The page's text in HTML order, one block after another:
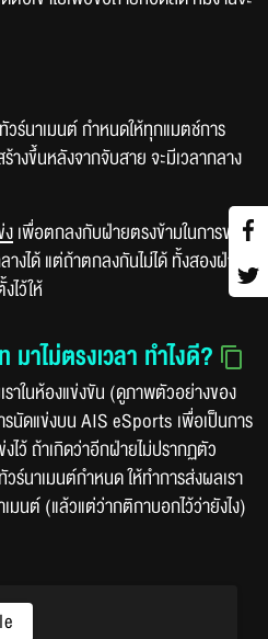
วร์นาเมนต์ กำหนดให้ทุกแมตช์การ
างขึ้นหลังจากจับสาย จะมีเวลากลาง
เพื่อตกลงกับฝ่ายตรงข้ามในการขอ
างได้ แต่ถ้าตกลงกันไม่ได้ ทั้งสองฝ่ายก็
ไว้ให้
าไม่ตรงเวลา ทำไงดี?
าในห้องแข่งขัน (ดูภาพตัวอย่างของ
นัดแข่งบน AIS eSports เพื่อเป็นการ
ไว้ ถ้าเกิดว่าอีกฝ่ายไม่ปรากฏตัว
ร์นาเมนต์กำหนด ให้ทำการส่งผลเรา
นต์ (แล้วแต่ว่ากติกาบอกไว้ว่ายังไง)